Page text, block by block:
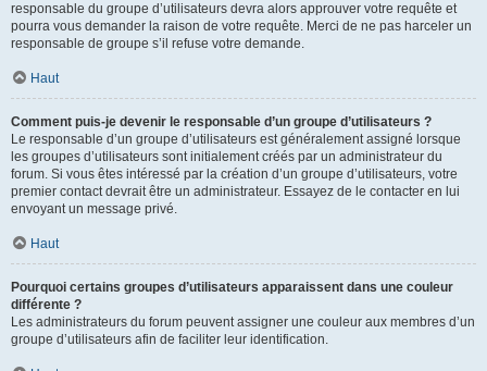
responsable du groupe d’utilisateurs devra alors approuver votre requête et
pourra vous demander la raison de votre requête. Merci de ne pas harceler un
responsable de groupe s’il refuse votre demande.
Haut
Comment puis-je devenir le responsable d’un groupe d’utilisateurs ?
Le responsable d’un groupe d’utilisateurs est généralement assigné lorsque
les groupes d’utilisateurs sont initialement créés par un administrateur du
forum. Si vous êtes intéressé par la création d’un groupe d’utilisateurs, votre
premier contact devrait être un administrateur. Essayez de le contacter en lui
envoyant un message privé.
Haut
Pourquoi certains groupes d’utilisateurs apparaissent dans une couleur
différente ?
Les administrateurs du forum peuvent assigner une couleur aux membres d’un
groupe d’utilisateurs afin de faciliter leur identification.